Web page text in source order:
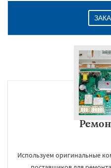
Используем оригинальные